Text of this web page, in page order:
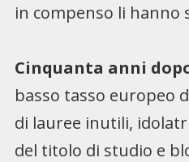
in compenso li hanno
Cinquanta anni
basso tasso europeo
di lauree inutili,
del titolo di studio e